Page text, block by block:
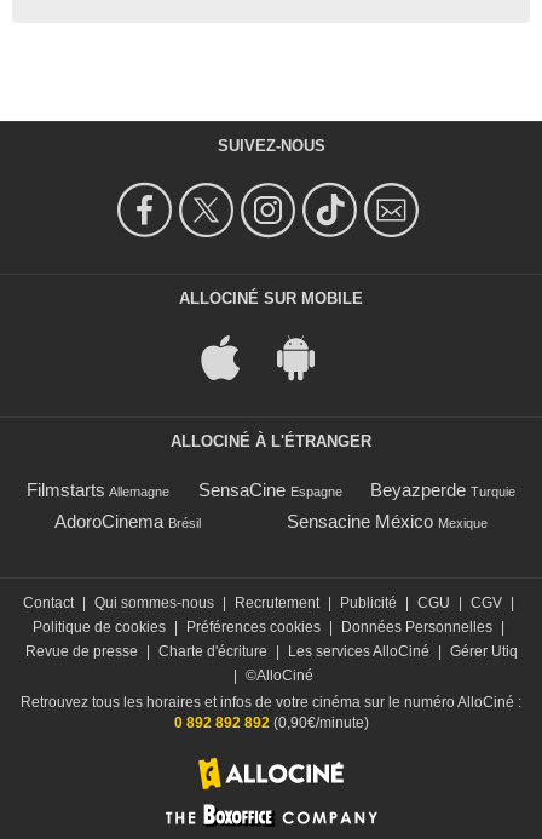
SUIVEZ-NOUS
ALLOCINÉ SUR MOBILE
ALLOCINÉ À L'ÉTRANGER
Filmstarts Allemagne SensaCine Espagne Beyazperde Turquie
AdoroCinema Brésil Sensacine México Mexique
Contact Qui sommes-nous Recrutement Publicité CGU CGV
Politique de cookies
Préférences cookies Données Personnelles
Revue de presse
Charte d'écriture Les services AlloCiné
Gérer Utiq
©AlloCiné
Retrouvez tous les horaires et infos de votre cinéma sur le numéro AlloCiné :
0 892 892 892(0,90€/minute)